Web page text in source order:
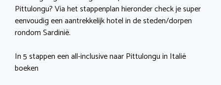
Pittulongu? Via het stappenplan hieronder check je super
eenvoudig een aantrekkelijk hotel in de steden/dorpen
rondom Sardinië.
In 5 stappen een all-inclusive naar Pittulongu in Italië
boeken